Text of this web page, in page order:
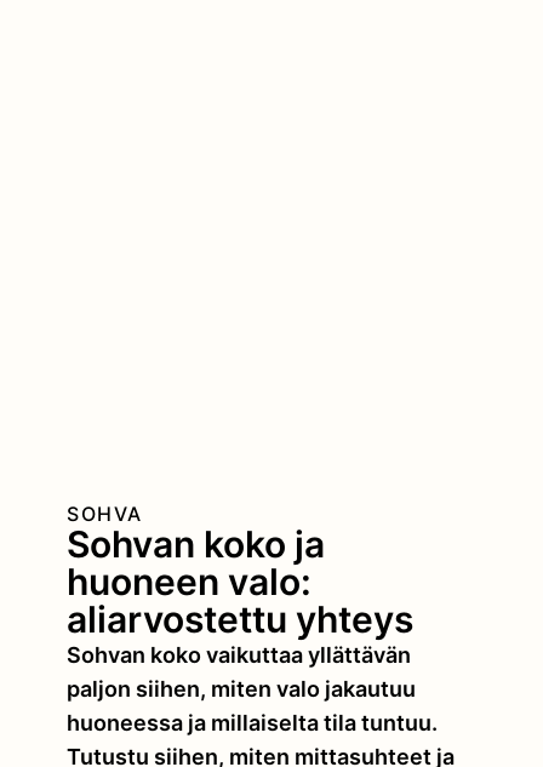
Sohvan koko ja
huoneen valo:
aliarvostettu yhteys
SOHVA
Sohvan koko vaikuttaa yllättävän
paljon siihen, miten valo jakautuu
huoneessa ja millaiselta tila tuntuu.
Tutustu siihen, miten mittasuhteet ja